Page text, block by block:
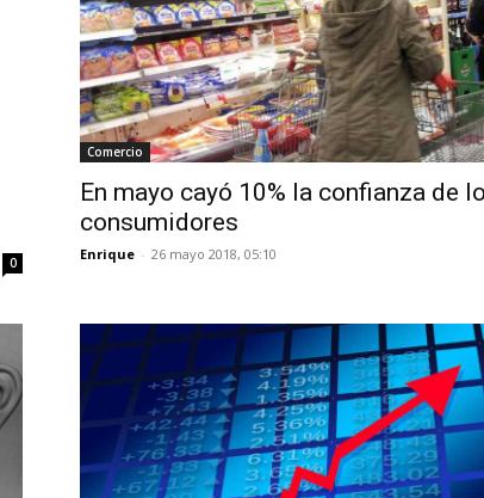
0
Comercio
En mayo cayó 10% la confianza de
consumidores
Enrique - 26 mayo 2018, 05:10